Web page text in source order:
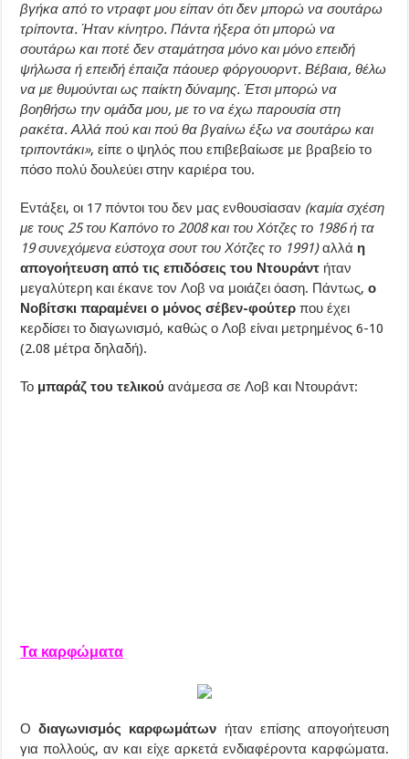
βγήκα από το ντραφτ μου είπαν ότι δεν μπορώ να σουτάρω
τρίποντα. Ήταν κίνητρο. Πάντα ήξερα ότι μπορώ να
σουτάρω και ποτέ δεν σταμάτησα μόνο και μόνο επειδή
ψήλωσα ή επειδή έπαιζα πάουερ φόργουορντ. Βέβαια, θέλω
να με θυμούνται ως παίκτη δύναμης. Έτσι μπορώ να
βοηθήσω την ομάδα μου, με το να έχω παρουσία στη
ρακέτα. Αλλά πού και πού θα βγαίνω έξω να σουτάρω και
τριποντάκι», είπε ο ψηλός που επιβεβαίωσε με βραβείο το
πόσο πολύ δουλεύει στην καριέρα του.
Εντάξει, οι 17 πόντοι του δεν μας ενθουσίασαν (καμία σχέση
με τους 25 του Καπόνο το 2008 και του Χότζες το 1986 ή τα
19 συνεχόμενα εύστοχα σουτ του Χότζες το 1991)αλλά η
απογοήτευση από τις επιδόσεις του Ντουράντ ήταν
μεγαλύτερη και έκανε τον Λοβ να μοιάζει όαση. Πάντως, ο
Νοβίτσκι παραμένει ο μόνος σέβεν-φούτερπου έχει
κερδίσει το διαγωνισμό, καθώς ο Λοβ είναι μετρημένος 6-10
(2.08 μέτρα δηλαδή).
Το μπαράζ του τελικού ανάμεσα σε Λοβ και Ντουράντ:
Τα καρφώματα
Οδιαγωνισμός καρφωμάτων ήταν επίσης απογοήτευση
για πολλούς, αν και είχε αρκετά ενδιαφέροντα καρφώματα.